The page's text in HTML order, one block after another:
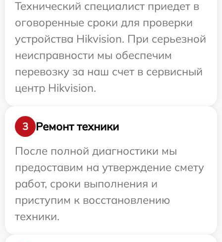
Технический специалист приедет в
оговоренные сроки для проверки
устройства Hikvision. При серьезной
неисправности мы обеспечим
перевозку за наш счет в сервисный
центр Hikvision.
3
Ремонт техники
После полной диагностики мы
предоставим на утверждение смету
работ, сроки выполнения и
приступим к восстановлению
техники.